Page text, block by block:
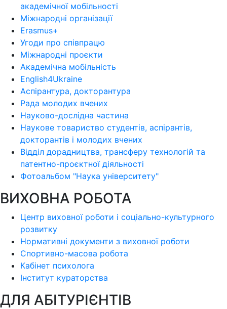
академічної мобільності
Міжнародні організації
Erasmus+
Угоди про співпрацю
Міжнародні проєкти
Академічна мобільність
English4Ukraine
Аспірантура, докторантура
Рада молодих вчених
Науково-дослідна частина
Наукове товариство студентів, аспірантів,
докторантів і молодих вчених
Відділ дорадництва, трансферу технологій та
патентно-проєктної діяльності
Фотоальбом "Наука університету"
ВИХОВНА РОБОТА
Центр виховної роботи і соціально-культурного
розвитку
Нормативні документи з виховної роботи
Спортивно-масова робота
Кабінет психолога
Інститут кураторства
ДЛЯ АБІТУРІЄНТІВ